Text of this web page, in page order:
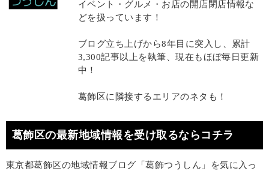
イベント・グルメ・お店の開店閉店情報な
どを扱っています！
ブログ立ち上げから8年目に突入し、累計
3,300記事以上を執筆、現在もほぼ毎日更新
中！
葛飾区に隣接するエリアのネタも！
葛飾区の最新地域情報を受け取るならコチラ
東京都葛飾区の地域情報ブログ「葛飾つうしん」を気に入っ